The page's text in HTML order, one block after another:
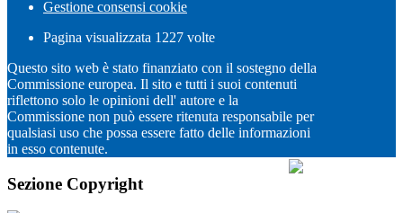
Gestione consensi cookie
Pagina visualizzata 1227 volte
Questo sito web è stato finanziato con il sostegno della
Commissione europea. Il sito e tutti i suoi contenuti
riflettono solo le opinioni dell' autore e la
Commissione non può essere ritenuta responsabile per
qualsiasi uso che possa essere fatto delle informazioni
in esso contenute.
Sezione Copyright